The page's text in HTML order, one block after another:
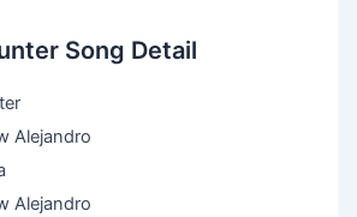
Song Detail
Alejandro
Alejandro